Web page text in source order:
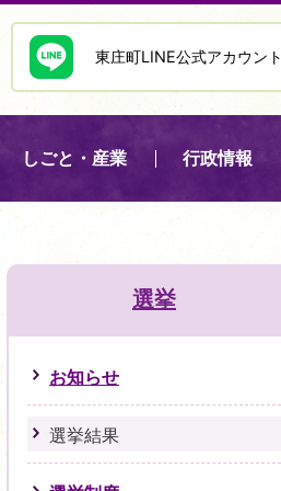
東庄町LINE公式アカウント
しごと・産業 行政情報
選挙
お知らせ
選挙結果